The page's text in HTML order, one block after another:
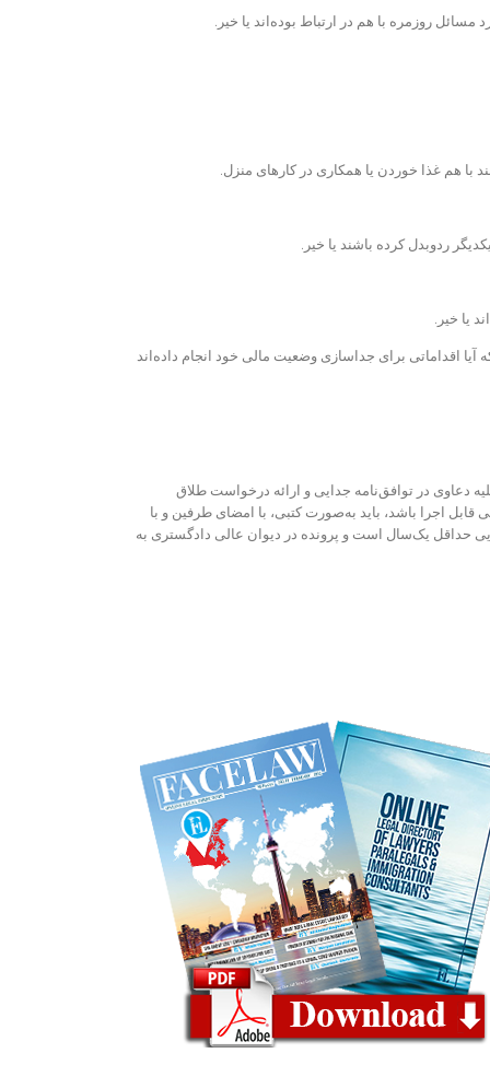
روزمره با هم در ارتباط بوده‌اند یا خیر.
با هم غذا خوردن یا همکاری در کارهای منزل.
ردوبدل کرده باشند یا خیر.
یا خیر.
آیا اقداماتی برای جداسازی وضعیت مالی خود انجام داده‌اند
دعاوی در توافق‌نامه جدایی و ارائه درخواست طلاق
قابل اجرا باشد، باید به‌صورت کتبی، با امضای طرفین و با
حداقل یک‌سال است و پرونده در دیوان عالی دادگستری به